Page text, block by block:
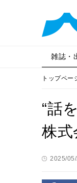
雑誌・
トップペー
“話
株式
2025/